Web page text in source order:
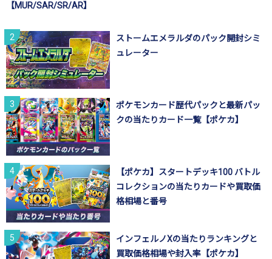
【MUR/SAR/SR/AR】
ストームエメラルダのパック開封シミ
ュレーター
ポケモンカード歴代パックと最新パッ
クの当たりカード一覧【ポケカ】
【ポケカ】スタートデッキ100 バトル
コレクションの当たりカードや買取価
格相場と番号
インフェルノXの当たりランキングと
買取価格相場や封入率【ポケカ】